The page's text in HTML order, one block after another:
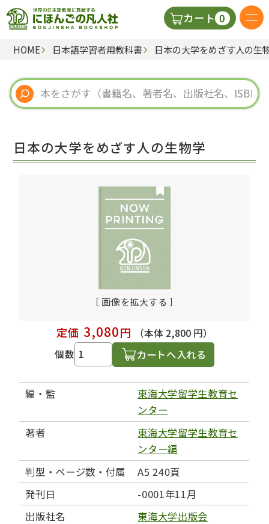
カート 0
日本語の教科書
視聴覚・補助教材
教師用参考書
HOME 日本語学習者用教科書 日本の大学をめざす人の生
日本の大学をめざす人の生物学
［ 画像を拡大する ］
定価 3,080円
（本体 2,800 円）
個数
カートへ入れる
編・監
東海大学留学生教育セ
ンター
著者
東海大学留学生教育セ
ンター編
判型・ページ数・付属
A5 240頁
発刊日
-0001年11月
出版社名
東海大学出版会